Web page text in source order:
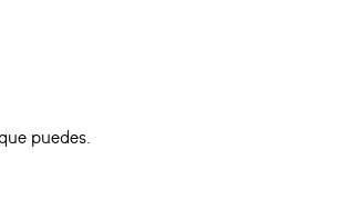
puedes.